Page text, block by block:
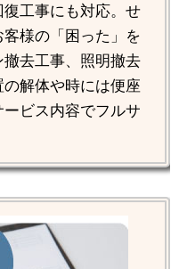
工事にも対応。せ
様の「困った」を
去工事、照明撤去
解体や時には便座
ビス内容でフルサ